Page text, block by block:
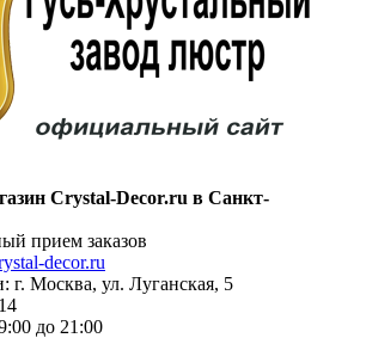
Crystal-Decor.ru в Санкт-
прием заказов
decor.ru
г. Москва, ул. Луганская, 5
до 21:00